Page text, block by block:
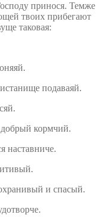
принося. Темже
твоих прибегают
таковая:
подаваяй.
кормчий.
наставниче.
и спасый.